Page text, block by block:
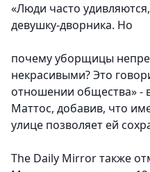
«Люди часто
девушку-дворника. Но
почему уборщицы
некрасивыми? Это
отношении общества» -
Маттос, добавив, что
улице позволяет ей
The Daily Mirror также